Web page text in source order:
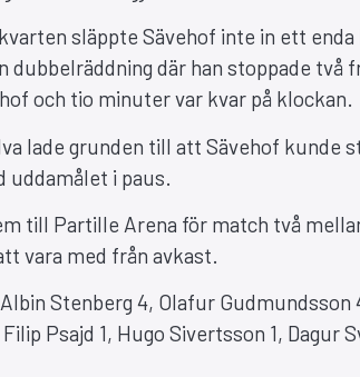
släppte Sävehof inte in ett
dubbelräddning där han stoppade två
och tio minuter var kvar på klockan.
lade grunden till att Sävehof kunde
i paus.
till Partille Arena för match två
vara med från avkast.
Albin Stenberg 4, Olafur
Psajd 1, Hugo Sivertsson 1, Dagur